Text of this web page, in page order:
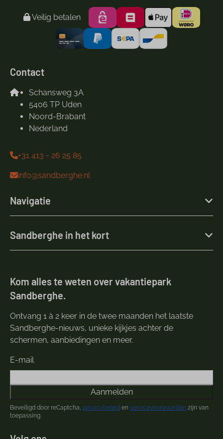
Veilig betalen
Contact
Schansweg 3A
5406 TP Uden
Noord-Brabant
Nederland
+31 413 - 26 25 85
info@sandberghe.nl
Navigatie
Sandberghe in het kort
Kom alles te weten over vakantiepark
Sandberghe.
Ontvang 1 à 2 keer in de twee maanden het laatste
Sandberghe-nieuws, unieke kijkjes achter de
schermen, aanbiedingen en meer.
E-mail
Aanmelden
Beveiligd door reCaptcha, privacybeleid en servicevoorwaarden zijn van
toepassing.